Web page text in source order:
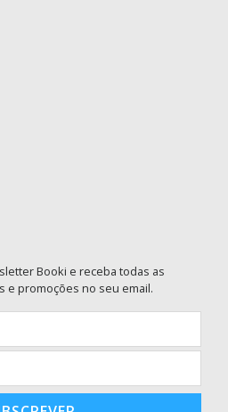
Booki e receba todas as
e promoções no seu email.